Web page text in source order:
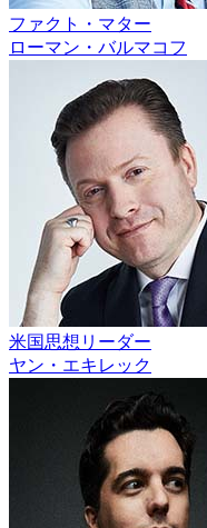
ファクト・マター
ローマン・バルマコフ
米国思想リーダー
ヤン・エキレック